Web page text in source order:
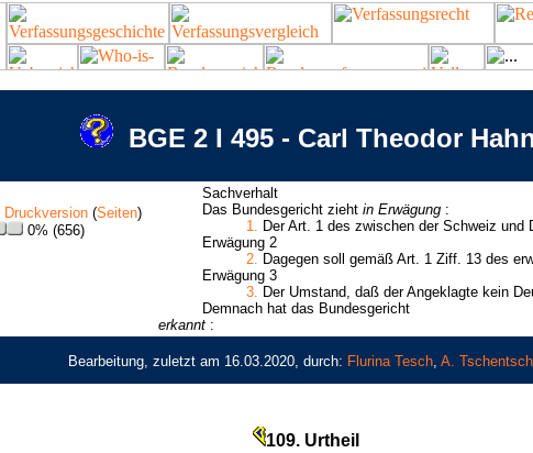
BGE 2 I 495 - Carl Theodor
Druckversion (Seiten)
0% (656)
Sachverhalt
Das Bundesgericht zieht in Erwägung :
1. Der Art. 1 des zwischen der Schweiz und
Erwägung 2
2. Dagegen soll gemäß Art. 1 Ziff. 13 des
Erwägung 3
3. Der Umstand, daß der Angeklagte kein
Demnach hat das Bundesgericht
erkannt :
Bearbeitung, zuletzt am 16.03.2020, durch: Flurina Tesch, A.
109. Urtheil